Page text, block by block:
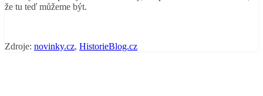
že tu teď můžeme být.
Zdroje: novinky.cz, HistorieBlog.cz